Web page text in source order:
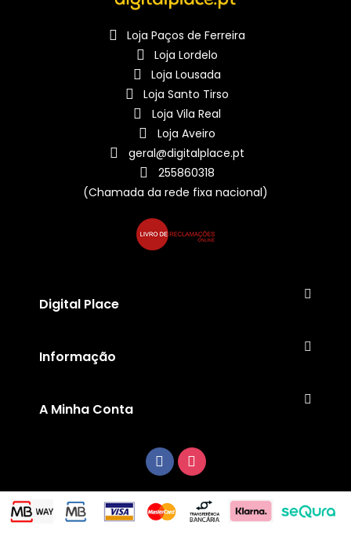
Loja Paços de Ferreira
Loja Lordelo
Loja Lousada
Loja Santo Tirso
Loja Vila Real
Loja Aveiro
geral@digitalplace.pt
255860318
(Chamada da rede fixa nacional)
Digital Place
Informação
A Minha Conta